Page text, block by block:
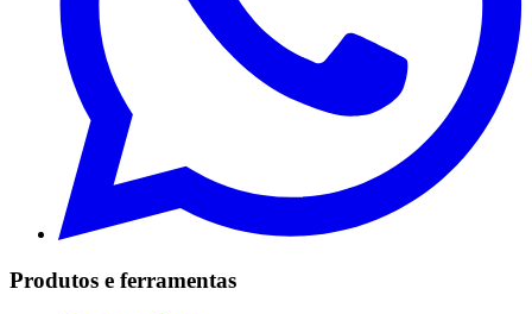
Produtos e ferramentas